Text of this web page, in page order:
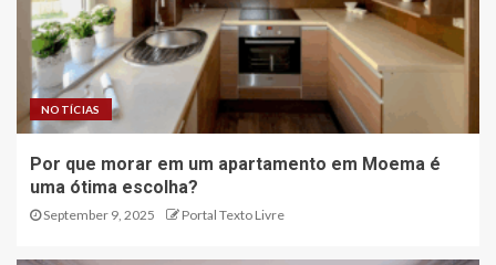
NOTÍCIAS
Por que morar em um apartamento em Moema é
uma ótima escolha?
September 9, 2025 Portal Texto Livre